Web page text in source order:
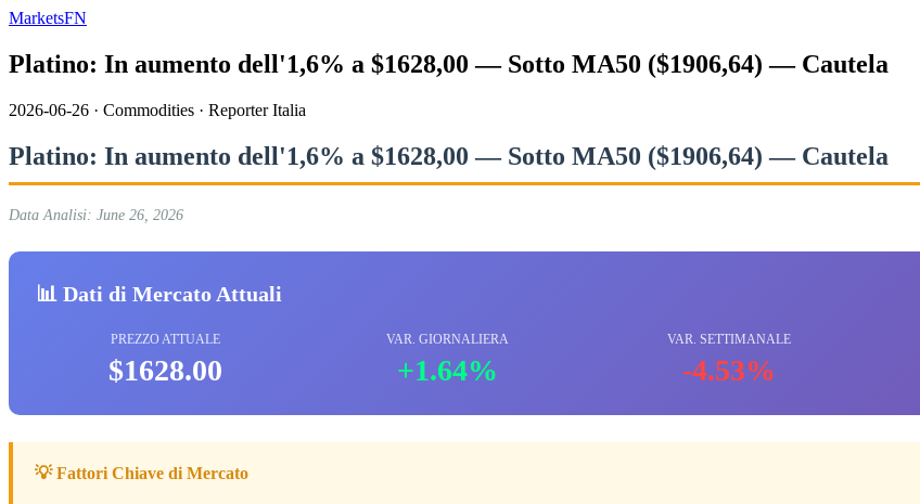
MarketsFN
Platino: In aumento dell'1,6% a $1628,00 — Sotto MA50 ($1906,64) — Cautela
2026-06-26 · Commodities · Reporter Italia
Platino: In aumento dell'1,6% a $1628,00 — Sotto MA50 ($1906,64) — Cautela
Data Analisi: June 26, 2026
📊 Dati di Mercato Attuali
PREZZO ATTUALE
$1628.00
VAR. GIORNALIERA
+1.64%
VAR. SETTIMANALE
-4.53%
💡 Fattori Chiave di Mercato